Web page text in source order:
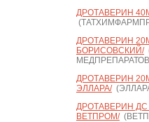
ДРОТАВЕРИН
ДРОТАВЕРИН
БОРИСОВСКИЙ/
ДРОТАВЕРИН
ЭЛЛАРА/
ДРОТАВЕРИН ДС
ВЕТПРОМ/